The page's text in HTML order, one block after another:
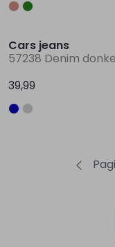
Cars jeans
39,99